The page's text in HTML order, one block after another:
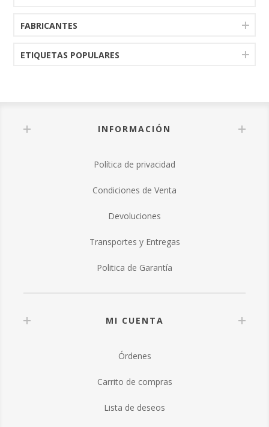
FABRICANTES
ETIQUETAS POPULARES
INFORMACIÓN
Política de privacidad
Condiciones de Venta
Devoluciones
Transportes y Entregas
Politica de Garantía
MI CUENTA
Órdenes
Carrito de compras
Lista de deseos